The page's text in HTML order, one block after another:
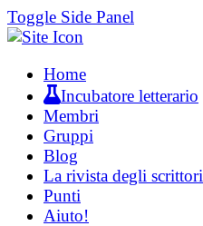
Toggle Side Panel
Home
Incubatore letterario
Membri
Gruppi
Blog
La rivista degli scrittori
Punti
Aiuto!